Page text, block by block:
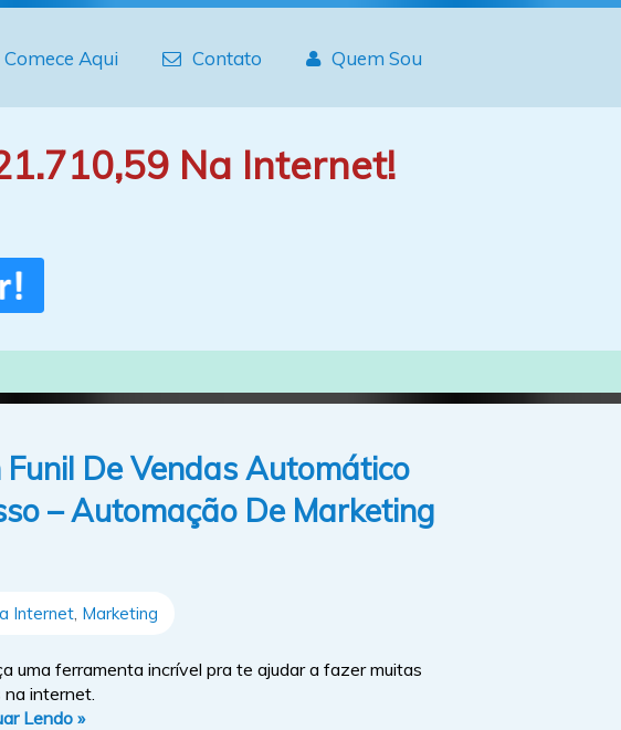
Comece Aqui Contato Quem Sou
Na Internet!
De Vendas Automático
– Automação De Marketing
Internet Marketing
uma ferramenta incrível pra te ajudar a fazer muitas
internet.
Lendo »